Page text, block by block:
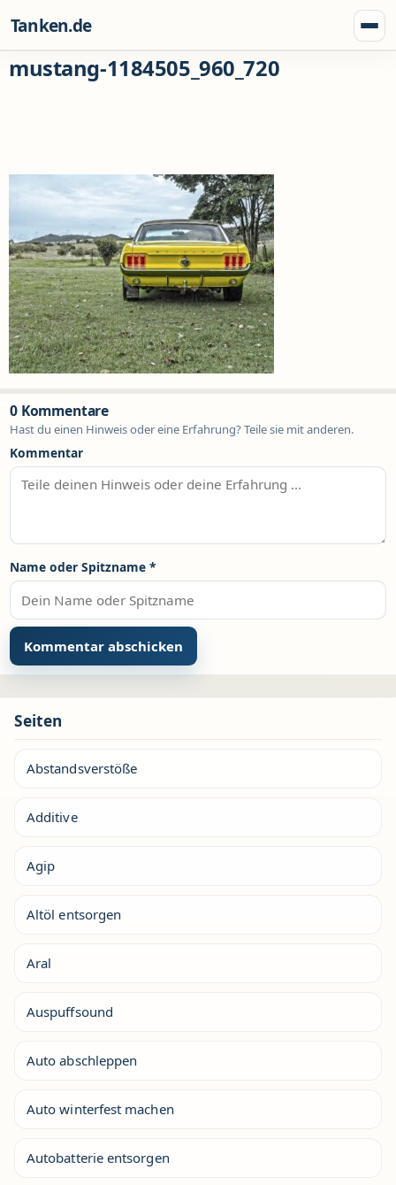
Tanken.de
mustang-1184505_960_720
0 Kommentare
Hast du einen Hinweis oder eine Erfahrung? Teile sie mit anderen.
Kommentar
Name oder Spitzname *
Seiten
Abstandsverstöße
Additive
Agip
Altöl entsorgen
Aral
Auspuffsound
Auto abschleppen
Auto winterfest machen
Autobatterie entsorgen